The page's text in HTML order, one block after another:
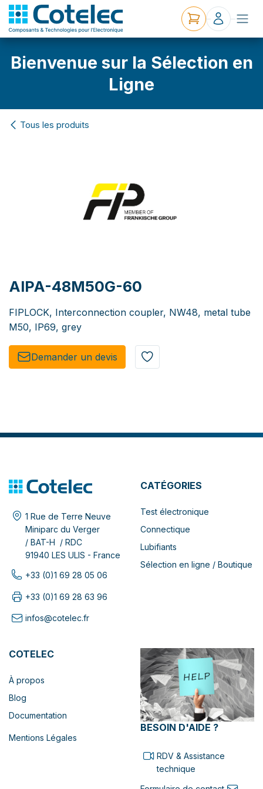
Bienvenue sur la Sélection en
Ligne
Tous les produits
AIPA-48M50G-60
FIPLOCK, Interconnection coupler, NW48, metal tube
M50, IP69, grey
Demander un de​​vis​​
1 Rue de Terre Neuve
Miniparc du Verger
/ BAT-H / RDC
91940 LES ULIS - France
+33 (0)1 69 28 05 06
+33 (0)1 69 28 63 96
infos@cotelec.fr
CATÉGORIES
Test électronique
Connectique
Lubifiants
Sélection en ligne / Boutique
COTELEC
À propos
Blog
Documentation
Mentions Légales
BESOIN D'AIDE ?
RDV & Assistance
technique